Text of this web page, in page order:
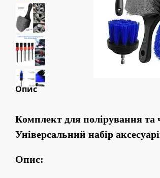
Опис
Комплект для полірування та
Універсальний набір
Опис: